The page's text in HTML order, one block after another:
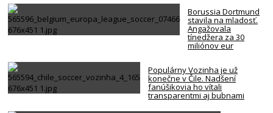
Borussia Dortmund
stavila na mladosť.
Angažovala
tínedžera za 30
miliónov eur
Populárny Vozinha je už
konečne v Čile. Nadšení
fanúšikovia ho vítali
transparentmi aj bubnami